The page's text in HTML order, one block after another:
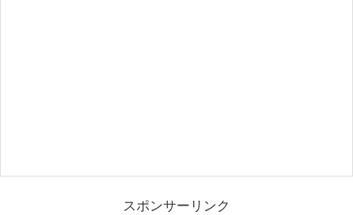
スポンサーリンク